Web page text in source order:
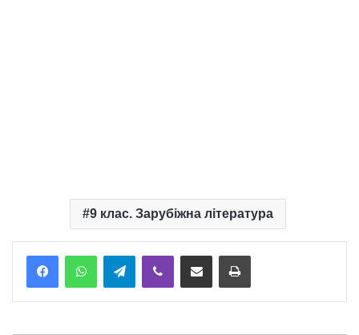
9 клас. Зарубіжна література
TelegramViber Надіслати електронною поштоюНадрукувати